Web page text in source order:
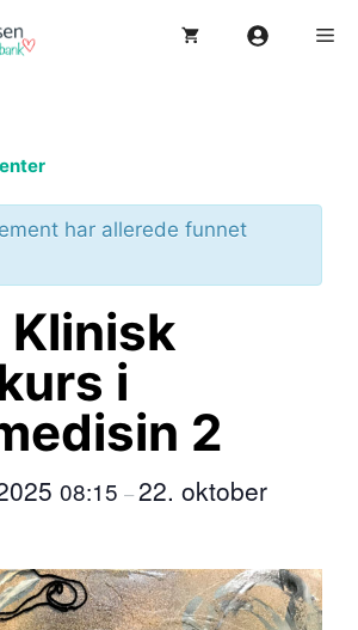
har allerede funnet
Klinisk
i
2
08:15 –22. oktober